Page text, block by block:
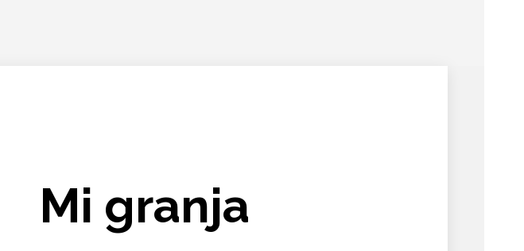
Mi granja